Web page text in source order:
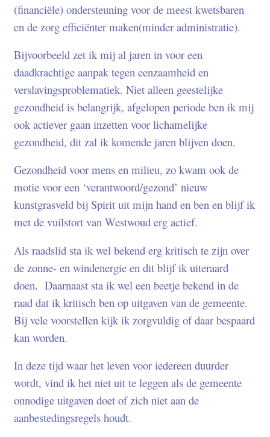
(financiële) ondersteuning voor de meest kwetsbaren
en de zorg efficiënter maken(minder administratie).
Bijvoorbeeld zet ik mij al jaren in voor een
daadkrachtige aanpak tegen eenzaamheid en
verslavingsproblematiek. Niet alleen geestelijke
gezondheid is belangrijk, afgelopen periode ben ik mij
ook actiever gaan inzetten voor lichamelijke
gezondheid, dit zal ik komende jaren blijven doen.
Gezondheid voor mens en milieu, zo kwam ook de
motie voor een ‘verantwoord/gezond’ nieuw
kunstgrasveld bij Spirit uit mijn hand en ben en blijf ik
met de vuilstort van Westwoud erg actief.
Als raadslid sta ik wel bekend erg kritisch te zijn over
de zonne- en windenergie en dit blijf ik uiteraard
doen. Daarnaast sta ik wel een beetje bekend in de
raad dat ik kritisch ben op uitgaven van de gemeente.
Bij vele voorstellen kijk ik zorgvuldig of daar bespaard
kan worden.
In deze tijd waar het leven voor iedereen duurder
wordt, vind ik het niet uit te leggen als de gemeente
onnodige uitgaven doet of zich niet aan de
aanbestedingsregels houdt.